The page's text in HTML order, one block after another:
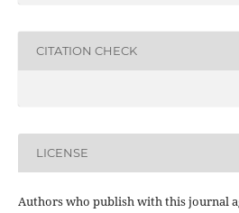
CITATION CHECK
LICENSE
Authors who publish with this journal